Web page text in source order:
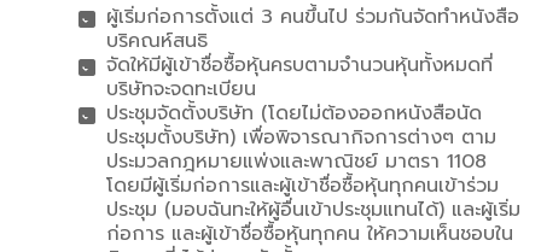
ผู้เริ่มก่อการตั้งแต่ 3 คนขึ้นไป ร่วมกันจัดทําหนังสือ
บริคณห์สนธิ
จัดให้มีผู้เข้าชื่อซื้อหุ้นครบตามจํานวนหุ้นทั้งหมดที่
บริษัทจะจดทะเบียน
ประชุมจัดตั้งบริษัท (โดยไม่ต้องออกหนังสือนัด
ประชุมตั้งบริษัท) เพื่อพิจารณากิจการต่างๆ ตาม
ประมวลกฎหมายแพ่งและพาณิชย์ มาตรา 1108
โดยมีผู้เริ่มก่อการและผู้เข้าชื่อซื้อหุ้นทุกคนเข้าร่วม
ประชุม (มอบฉันทะให้ผู้อื่นเข้าประชุมแทนได้) และผู้เริ่ม
ก่อการ และผู้เข้าชื่อซื้อหุ้นทุกคน ให้ความเห็นชอบใน